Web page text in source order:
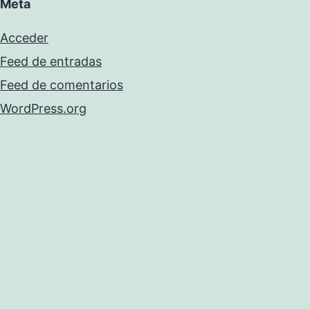
Meta
Acceder
Feed de entradas
Feed de comentarios
WordPress.org